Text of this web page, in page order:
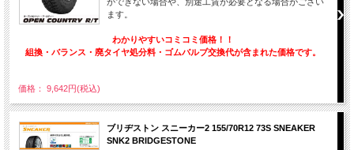
ます。
わかりやすいコミコミ価格！！
組換・バランス・廃タイヤ処分料・ゴムバルブ交換代が含まれた価格です。
価格： 9,642円(税込)
ブリヂストン スニーカー2 155/70R12 73S SNEAKER
SNK2 BRIDGESTONE